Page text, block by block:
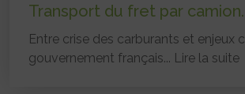
Transport du fret par
Entre crise des carburants et enjeux
gouvernement français... Lire la suite